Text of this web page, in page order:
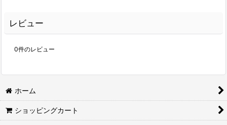
レビュー
0件のレビュー
ホーム
ショッピングカート